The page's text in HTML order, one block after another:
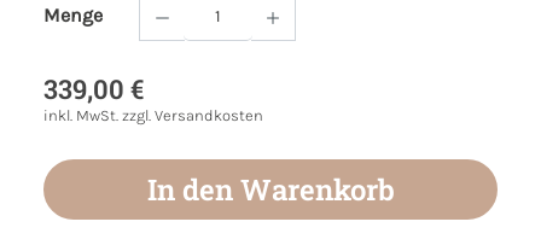
Menge
Produkt Anzahl: Gib den gewünschten
339,00 €
inkl. MwSt. zzgl. Versandkosten
In den Warenkorb